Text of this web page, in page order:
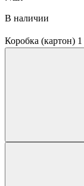
В наличии
Коробка (картон)